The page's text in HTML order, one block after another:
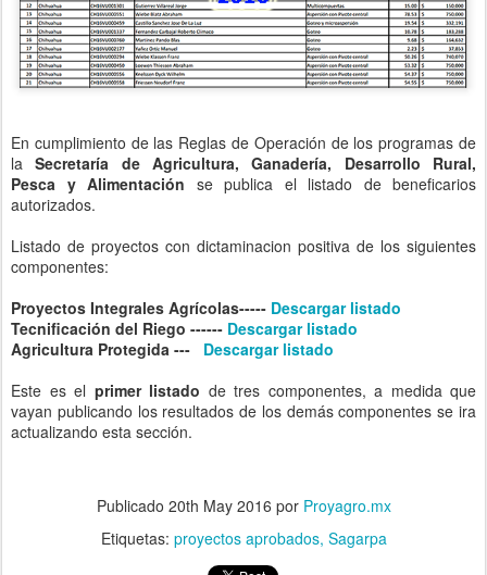
En cumplimiento de las Reglas de Operación de los programas de
laSecretaría de Agricultura, Ganadería, Desarrollo Rural,
Pesca y Alimentación se publica el listado de beneficarios
autorizados.
Listado de proyectos con dictaminacion positiva de los siguientes
componentes:
Proyectos Integrales Agrícolas----- Descargar listado
Tecnificación del Riego ------ Descargar listado
Agricultura Protegida ---
Descargar listado
Este es el primer listado de tres componentes, a medida que
vayan publicando los resultados de los demás componentes se ira
actualizando esta sección.
Publicado 20th May 2016 por Proyagro.mx
Etiquetas: proyectos aprobados Sagarpa